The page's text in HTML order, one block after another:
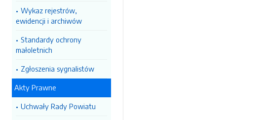
Wykaz rejestrów,
ewidencji i archiwów
Standardy ochrony
małoletnich
Zgłoszenia sygnalistów
Akty Prawne
Uchwały Rady Powiatu